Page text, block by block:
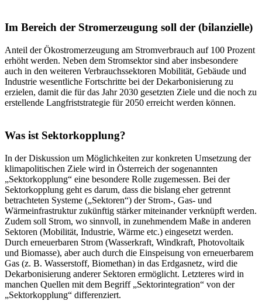
Im Bereich der Stromerzeugung soll der (bilanzielle)
Anteil der Ökostromerzeugung am Stromverbrauch auf 100 Prozent
erhöht werden. Neben dem Stromsektor sind aber insbesondere
auch in den weiteren Verbrauchssektoren Mobilität, Gebäude und
Industrie wesentliche Fortschritte bei der Dekarbonisierung zu
erzielen, damit die für das Jahr 2030 gesetzten Ziele und die noch zu
erstellende Langfriststrategie für 2050 erreicht werden können.
Was ist Sektorkopplung?
In der Diskussion um Möglichkeiten zur konkreten Umsetzung der
klimapolitischen Ziele wird in Österreich der sogenannten
„Sektorkopplung“ eine besondere Rolle zugemessen. Bei der
Sektorkopplung geht es darum, dass die bislang eher getrennt
betrachteten Systeme („Sektoren“) der Strom-, Gas- und
Wärmeinfrastruktur zukünftig stärker miteinander verknüpft werden.
Zudem soll Strom, wo sinnvoll, in zunehmendem Maße in anderen
Sektoren (Mobilität, Industrie, Wärme etc.) eingesetzt werden.
Durch erneuerbaren Strom (Wasserkraft, Windkraft, Photovoltaik
und Biomasse), aber auch durch die Einspeisung von erneuerbarem
Gas (z. B. Wasserstoff, Biomethan) in das Erdgasnetz, wird die
Dekarbonisierung anderer Sektoren ermöglicht. Letzteres wird in
manchen Quellen mit dem Begriff „Sektorintegration“ von der
„Sektorkopplung“ differenziert.